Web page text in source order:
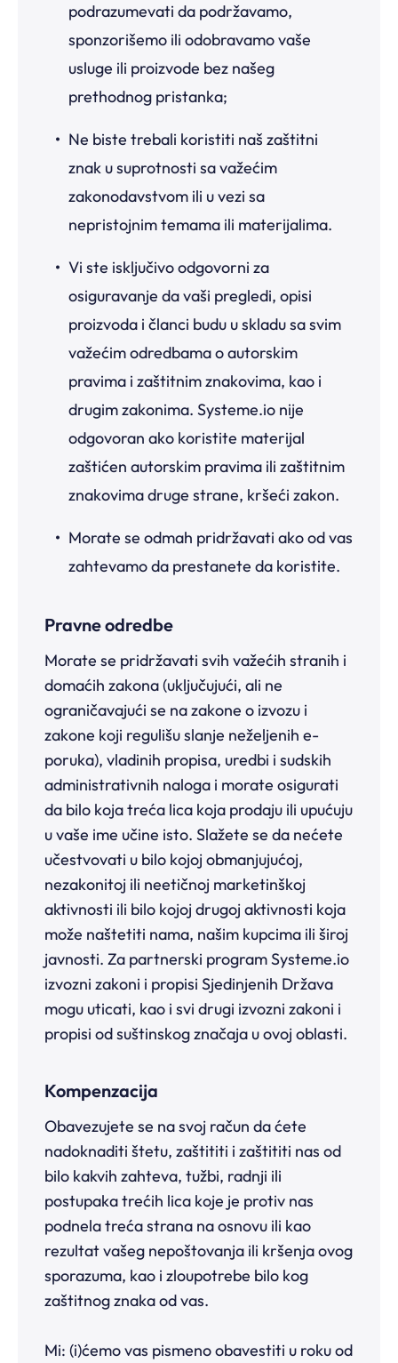
podrazumevati da podržavamo,
sponzorišemo ili odobravamo vaše
usluge ili proizvode bez našeg
prethodnog pristanka;
Ne biste trebali koristiti naš zaštitni
znak u suprotnosti sa važećim
zakonodavstvom ili u vezi sa
nepristojnim temama ili materijalima.
Vi ste isključivo odgovorni za
osiguravanje da vaši pregledi, opisi
proizvoda i članci budu u skladu sa svim
važećim odredbama o autorskim
pravima i zaštitnim znakovima, kao i
drugim zakonima. Systeme.io nije
odgovoran ako koristite materijal
zaštićen autorskim pravima ili zaštitnim
znakovima druge strane, kršeći zakon.
Morate se odmah pridržavati ako od vas
zahtevamo da prestanete da koristite.
Pravne odredbe
Morate se pridržavati svih važećih stranih i
domaćih zakona (uključujući, ali ne
ograničavajući se na zakone o izvozu i
zakone koji regulišu slanje neželjenih e-
poruka), vladinih propisa, uredbi i sudskih
administrativnih naloga i morate osigurati
da bilo koja treća lica koja prodaju ili upućuju
u vaše ime učine isto. Slažete se da nećete
učestvovati u bilo kojoj obmanjujućoj,
nezakonitoj ili neetičnoj marketinškoj
aktivnosti ili bilo kojoj drugoj aktivnosti koja
može naštetiti nama, našim kupcima ili široj
javnosti. Za partnerski program Systeme.io
izvozni zakoni i propisi Sjedinjenih Država
mogu uticati, kao i svi drugi izvozni zakoni i
propisi od suštinskog značaja u ovoj oblasti.
Kompenzacija
Obavezujete se na svoj račun da ćete
nadoknaditi štetu, zaštititi i zaštititi nas od
bilo kakvih zahteva, tužbi, radnji ili
postupaka trećih lica koje je protiv nas
podnela treća strana na osnovu ili kao
rezultat vašeg nepoštovanja ili kršenja ovog
sporazuma, kao i zloupotrebe bilo kog
zaštitnog znaka od vas.
Mi: (i)ćemo vas pismeno obavestiti u roku od